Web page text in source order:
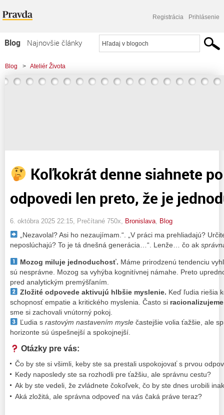
Registrácia Prihlásenie
Blog
Najnovšie články
Najčítanejšie články
Najkomentovanejšie články
Blog > Ateliér Života
> Koľkokrát denne siahnete po rýchlej odpovedi len preto, že je
Koľkokrát denne siahnete
odpovedi len preto, že je
6. októbra 2025 22:15 , Prečítané 750x, Bronislava Blog
„Nezavolal? Asi ho nezaujímam.“. „V práci ma prehliadajú?
neposlúchajú? To je tá dnešná generácia…“. Lenže… čo ak
Mozog miluje jednoduchosť. Máme prirodzenú tendenciu
sú nesprávne. Mozog sa vyhýba kognitívnej námahe. Preto
pred analytickým premýšľaním.
Zložité odpovede aktivujú hlbšie myslenie. Keď ľudia riešia
schopnosť empatie a kritického myslenia. Často si
sme si zachovali vnútorný pokoj.
Ľudia srastovým nastavením mysle častejšie volia ťažšie, ale
horizonte sú úspešnejší a spokojnejší.
Otázky pre vás:
Čo by ste si všimli, keby ste sa prestali uspokojovať s prvou
Kedy naposledy ste sa rozhodli pre ťažšiu, ale správnu cestu?
Ak by ste vedeli, že zvládnete čokoľvek, čo by ste dnes urobili
Aká zložitá, ale správna odpoveď na vás čaká práve teraz?